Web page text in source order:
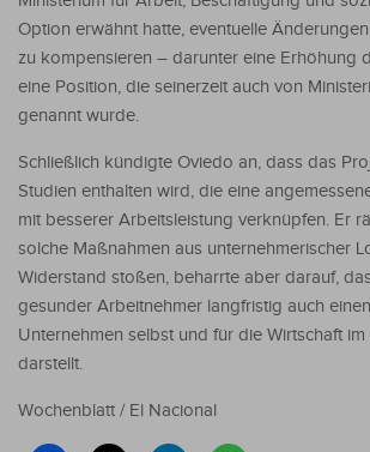
Option erwähnt hatte, eventuelle
zu kompensieren – darunter eine Erhöhung
eine Position, die seinerzeit auch von
genannt wurde.
Schließlich kündigte Oviedo an, dass das
Studien enthalten wird, die eine
mit besserer Arbeitsleistung verknüpfen. Er
solche Maßnahmen aus unternehmerischer
Widerstand stoßen, beharrte aber darauf,
gesunder Arbeitnehmer langfristig auch
Unternehmen selbst und für die Wirtschaft
darstellt.
Wochenblatt / El Nacional